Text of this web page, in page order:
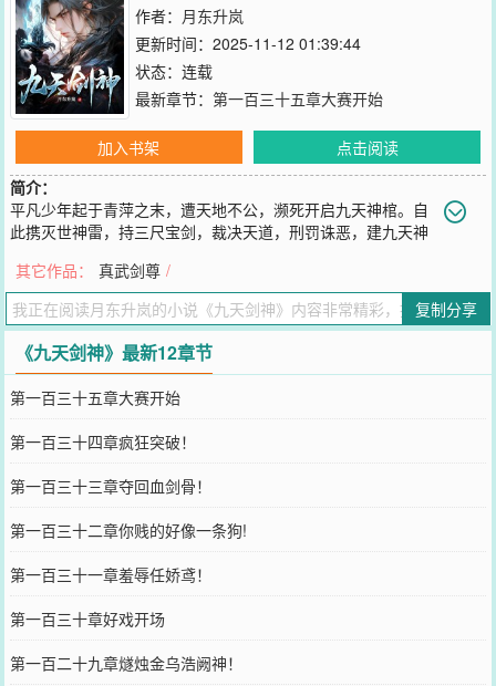
作者： 月东升岚
更新时间：2025-11-12 01:39:44
状态：连载
最新章节： 第一百三十五章大赛开始
加入书架
点击阅读
简介：
平凡少年起于青萍之末，遭天地不公，濒死开启九天神棺。自
此携灭世神雷，持三尺宝剑，裁决天道，刑罚诛恶，建九天神
血引雷霆！
您要是觉得《九天剑神》还不错的话请不要忘记向您QQ群和微博微信
里的朋友推荐哦！
其它作品： 真武剑尊 /
复制分享
《九天剑神》最新12章节
第一百三十五章大赛开始
第一百三十四章疯狂突破！
第一百三十三章夺回血剑骨！
第一百三十二章你贱的好像一条狗!
第一百三十一章羞辱任娇鸢！
第一百三十章好戏开场
第一百二十九章燧烛金乌浩阙神！